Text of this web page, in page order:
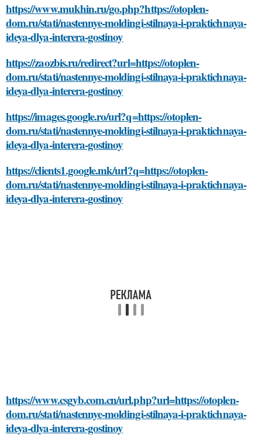
https://www.mukhin.ru/go.php?https://otoplen-
dom.ru/stati/nastennye-moldingi-stilnaya-i-praktichnaya-
ideya-dlya-interera-gostinoy
https://zaozbis.ru/redirect?url=https://otoplen-
dom.ru/stati/nastennye-moldingi-stilnaya-i-praktichnaya-
ideya-dlya-interera-gostinoy
https://images.google.ro/url?q=https://otoplen-
dom.ru/stati/nastennye-moldingi-stilnaya-i-praktichnaya-
ideya-dlya-interera-gostinoy
https://clients1.google.mk/url?q=https://otoplen-
dom.ru/stati/nastennye-moldingi-stilnaya-i-praktichnaya-
ideya-dlya-interera-gostinoy
https://www.csgyb.com.cn/url.php?url=https://otoplen-
dom.ru/stati/nastennye-moldingi-stilnaya-i-praktichnaya-
ideya-dlya-interera-gostinoy